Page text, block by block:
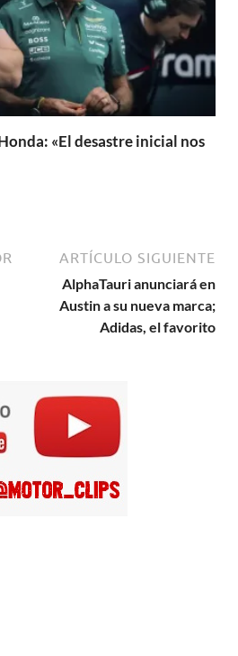
«El desastre inicial nos
ARTÍCULO SIGUIENTE
AlphaTauri anunciará en
Austin a su nueva marca;
Adidas, el favorito